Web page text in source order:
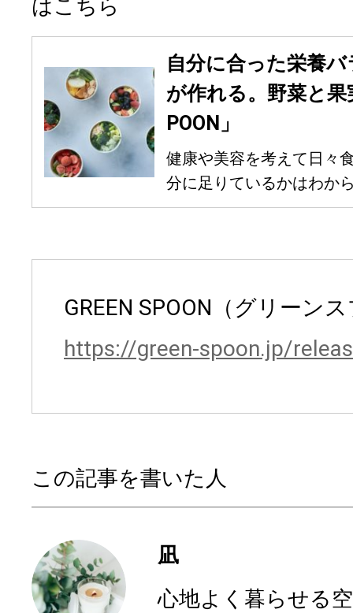
はこちら
自分に合った栄養
が作れる。野菜と果
POON」
健康や美容を考えて日々
分に足りているかはわか
GREEN SPOON（グリーン
https://green-spoon.jp/
この記事を書いた人
凪
心地よく暮らせる